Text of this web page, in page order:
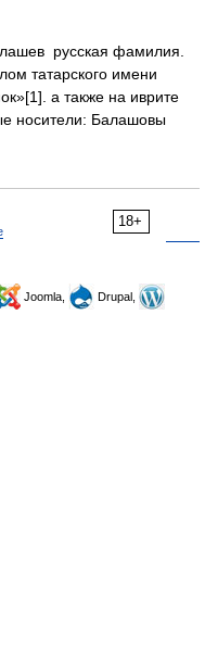
русская фамилия.
татарского имени
а также на иврите
18+
Joomla,
Drupal,